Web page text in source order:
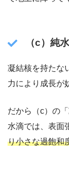
（c）純
凝結核を持たな
力により成長が
だから（c）の
水滴では、表面
り小さな過飽和